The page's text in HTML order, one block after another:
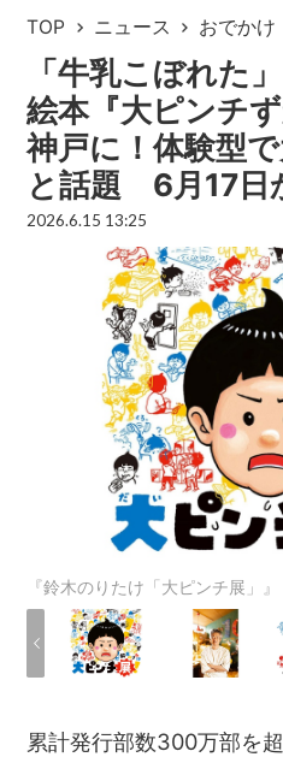
TOP ニュース おでかけ
「牛乳こぼれた
絵本『大ピンチ
神戸に！体験型
と話題 6月17日
2026.6.15 13:25
『鈴木のりたけ「大ピンチ展」』
累計発行部数300万部を